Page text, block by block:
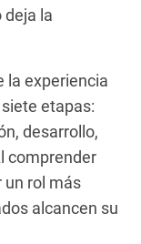
deja la
la experiencia
etapas:
desarrollo,
comprender
un rol más
alcancen su